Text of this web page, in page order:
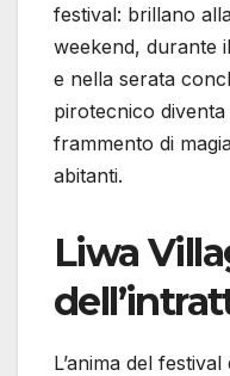
festival: brillano
weekend, durante
e nella serata
pirotecnico
frammento di
abitanti.
Liwa
L’anima del festival